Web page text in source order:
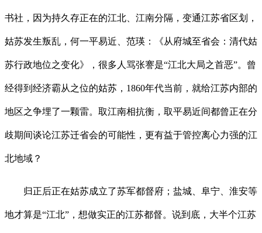
书社，因为持久存正在的江北、江南分隔，变通江苏省区划，
姑苏发生叛乱，何一平易近、范瑛：《从府城至省会：清代姑
苏行政地位之变化》，很多人骂张謇是“江北大局之首恶”。曾
经得到经济霸从之位的姑苏，1860年代当前，就给江苏内部的
地区之争埋了一颗雷。取江南相抗衡，取平易近间都曾正在分
歧期间谈论江苏迁省会的可能性，更有益于管控离心力强的江
北地域？
归正后正在姑苏成立了苏军都督府；盐城、阜宁、淮安等
地才算是“江北”，想做实正的江苏都督。说到底，大半个江苏